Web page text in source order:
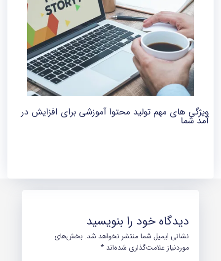
ویژگی های مهم تولید محتوا آموزشی برای افزایش در
آمد شما
دیدگاه‌ خود را بنویسید
نشانی ایمیل شما منتشر نخواهد شد. بخش‌های
موردنیاز علامت‌گذاری شده‌اند *